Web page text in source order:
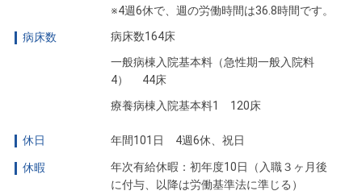
※4週6休で、週の労働時間は36.8時間です。
病床数
病床数164床
一般病棟入院基本料（急性期一般入院料
4） 44床
療養病棟入院基本料1 120床
休日 年間101日 4週6休、祝日
休暇
年次有給休暇：初年度10日（入職３ヶ月後
に付与、以降は労働基準法に準じる）